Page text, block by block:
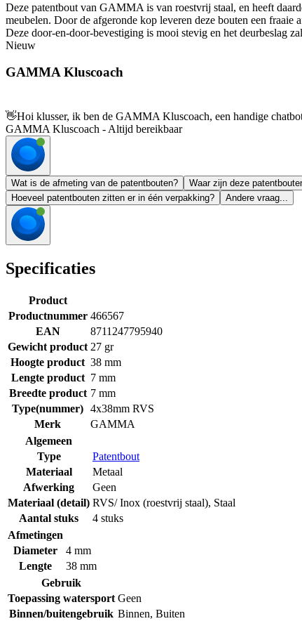
Deze patentbout van GAMMA is van roestvrij staal, en heeft
meubelen. Door de afgeronde kop leveren deze bouten een
Deze door-en-door-bevestiging is mooi stevig en het deurbeslag
Nieuw
GAMMA Kluscoach
👋Hoi klusser, ik ben de GAMMA Kluscoach, een handige
GAMMA Kluscoach - Altijd bereikbaar
Wat is de afmeting van de patentbouten? Waar zijn deze
Hoeveel patentbouten zitten er in één verpakking?
Andere vraag...
Specificaties
Product
Productnummer 466567
EAN
8711247795940
Gewicht product 27 gr
Hoogte product 38 mm
Lengte product 7 mm
Breedte product 7 mm
Type(nummer) 4x38mm RVS
Merk
GAMMA
Algemeen
Type
Patentbout
Materiaal
Metaal
Afwerking
Geen
Materiaal (detail) RVS/ Inox (roestvrij staal), Staal
Aantal stuks
4 stuks
Afmetingen
Diameter
4 mm
Lengte
38 mm
Gebruik
Toepassing watersport Geen
Binnen/buitengebruik Binnen, Buiten